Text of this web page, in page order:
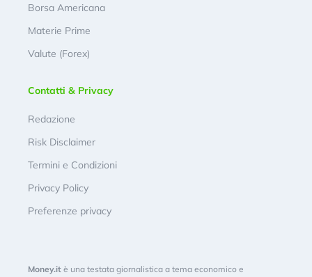
Borsa Americana
Materie Prime
Valute (Forex)
Contatti & Privacy
Redazione
Risk Disclaimer
Termini e Condizioni
Privacy Policy
Preferenze privacy
Money.it è una testata giornalistica a tema economico e